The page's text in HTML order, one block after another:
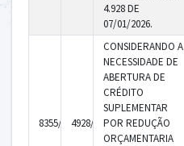
4.928 DE
07/01/2026.
8355/20264928/2026
CONSIDERANDO A
NECESSIDADE DE
ABERTURA DE
CRÉDITO
SUPLEMENTAR
POR REDUÇÃO
ORÇAMENTARIA